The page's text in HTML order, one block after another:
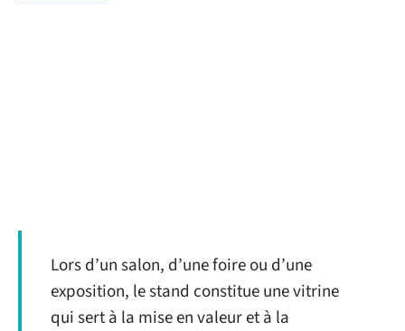
Lors d’un salon, d’une foire ou d’une
exposition, le stand constitue une vitrine
qui sert à la mise en valeur et à la